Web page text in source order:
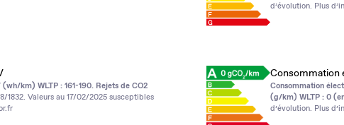
d’évolution. Plus
km) WLTP : 161-190. Rejets de CO2
1832. Valeurs au 17/02/2025 susceptibles
Consommation
Consommation
(g/km) WLTP : 0
d’évolution. Plus